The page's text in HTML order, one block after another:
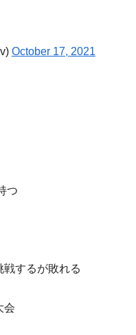
October 17, 2021
つ
戦するが敗れる
会